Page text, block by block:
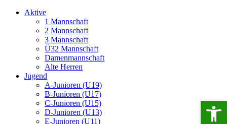
Aktive
1 Mannschaft
2 Mannschaft
3 Mannschaft
Ü32 Mannschaft
Damenmannschaft
Alte Herren
Jugend
A-Junioren (U19)
B-Junioren (U17)
C-Junioren (U15)
D-Junioren (U13)
E-Junioren (U11)